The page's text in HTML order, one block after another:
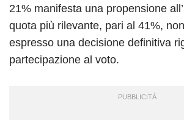
21% manifesta una propensione
quota più rilevante, pari al 41%,
espresso una decisione definitiva
partecipazione al voto.